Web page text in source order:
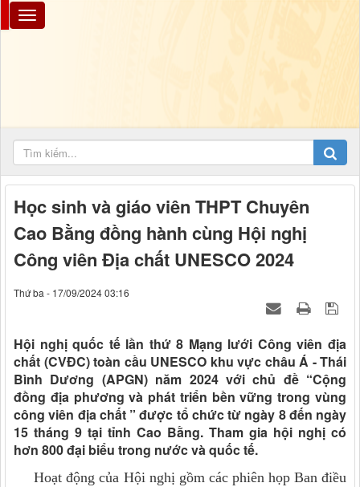
Học sinh và giáo viên THPT Chuyên
Cao Bằng đồng hành cùng Hội nghị
Công viên Địa chất UNESCO 2024
Thứ ba - 17/09/2024 03:16
Hội nghị quốc tế lần thứ 8 Mạng lưới Công viên địa
chất (CVĐC) toàn cầu UNESCO khu vực châu Á - Thái
Bình Dương (APGN) năm 2024 với chủ đề “Cộng
đồng địa phương và phát triển bền vững trong vùng
công viên địa chất ” được tổ chức từ ngày 8 đến ngày
15 tháng 9 tại tỉnh Cao Bằng. Tham gia hội nghị có
hơn 800 đại biểu trong nước và quốc tế.
Hoạt động của Hội nghị gồm các phiên họp Ban điều